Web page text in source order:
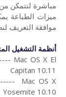
مباشرة لتتمكن
ميزات الطباعة
موافقة التعريف
أنظمة التشغيل
Mac OS X El
Capitan 10.11
Mac OS X
Yosemite 10.10